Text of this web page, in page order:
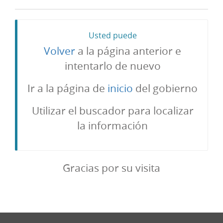
Usted puede
Volver a la página anterior e
intentarlo de nuevo
Ir a la página de inicio del gobierno
Utilizar el buscador para localizar
la información
Gracias por su visita